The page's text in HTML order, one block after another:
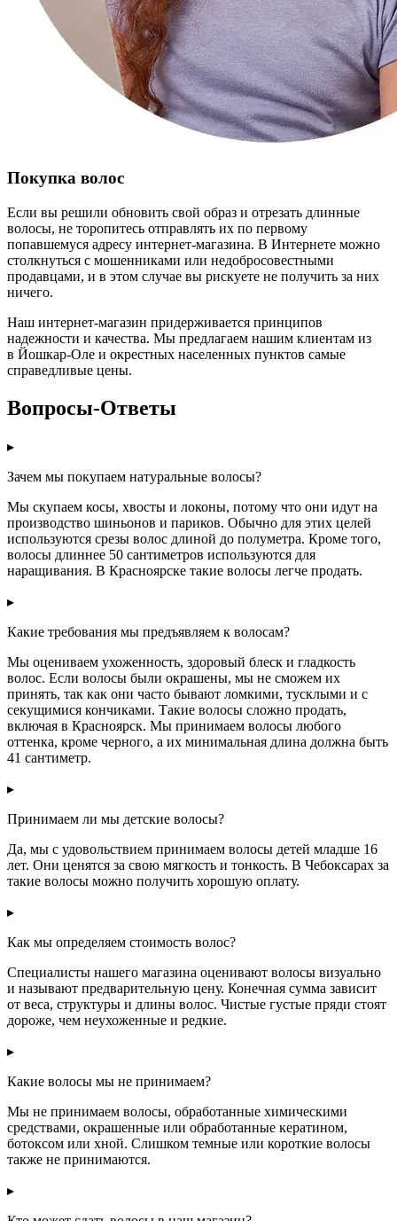
Покупка волос
Если вы решили обновить свой образ и отрезать длинные
волосы, не торопитесь отправлять их по первому
попавшемуся адресу интернет-магазина. В Интернете можно
столкнуться с мошенниками или недобросовестными
продавцами, и в этом случае вы рискуете не получить за них
ничего.
Наш интернет-магазин придерживается принципов
надежности и качества. Мы предлагаем нашим клиентам из
в Йошкар-Оле и окрестных населенных пунктов самые
справедливые цены.
Вопросы-Ответы
▸
Зачем мы покупаем натуральные волосы?
Мы скупаем косы, хвосты и локоны, потому что они идут на
производство шиньонов и париков. Обычно для этих целей
используются срезы волос длиной до полуметра. Кроме того,
волосы длиннее 50 сантиметров используются для
наращивания. В Красноярске такие волосы легче продать.
▸
Какие требования мы предъявляем к волосам?
Мы оцениваем ухоженность, здоровый блеск и гладкость
волос. Если волосы были окрашены, мы не сможем их
принять, так как они часто бывают ломкими, тусклыми и с
секущимися кончиками. Такие волосы сложно продать,
включая в Красноярск. Мы принимаем волосы любого
оттенка, кроме черного, а их минимальная длина должна быть
41 сантиметр.
▸
Принимаем ли мы детские волосы?
Да, мы с удовольствием принимаем волосы детей младше 16
лет. Они ценятся за свою мягкость и тонкость. В Чебоксарах за
такие волосы можно получить хорошую оплату.
▸
Как мы определяем стоимость волос?
Специалисты нашего магазина оценивают волосы визуально
и называют предварительную цену. Конечная сумма зависит
от веса, структуры и длины волос. Чистые густые пряди стоят
дороже, чем неухоженные и редкие.
▸
Какие волосы мы не принимаем?
Мы не принимаем волосы, обработанные химическими
средствами, окрашенные или обработанные кератином,
ботоксом или хной. Слишком темные или короткие волосы
также не принимаются.
▸